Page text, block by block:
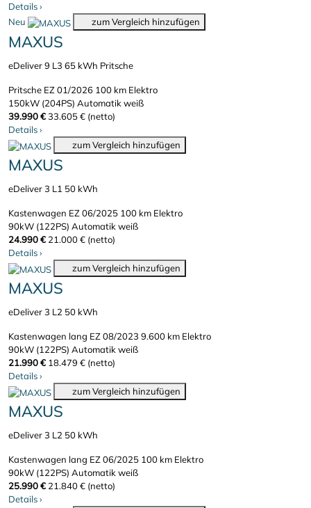
Details›
Neu
zum Vergleich hinzufügen
MAXUS
eDeliver 9 L3 65 kWh Pritsche
Pritsche EZ 01/2026 100 km Elektro
150kW (204PS) Automatikweiß
39.990 €33.605 € (netto)
Details›
zum Vergleich hinzufügen
MAXUS
eDeliver 3 L1 50 kWh
Kastenwagen EZ 06/2025 100 km Elektro
90kW (122PS) Automatikweiß
24.990 € 21.000 € (netto)
Details›
zum Vergleich hinzufügen
MAXUS
eDeliver 3 L2 50 kWh
Kastenwagen lang EZ 08/2023 9.600 km Elektro
90kW (122PS) Automatikweiß
21.990 € 18.479 € (netto)
Details›
zum Vergleich hinzufügen
MAXUS
eDeliver 3 L2 50 kWh
Kastenwagen lang EZ 06/2025 100 km Elektro
90kW (122PS) Automatikweiß
25.990 € 21.840 € (netto)
Details›